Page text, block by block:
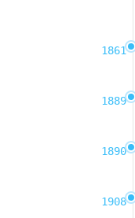
1861
1889
1890
1908